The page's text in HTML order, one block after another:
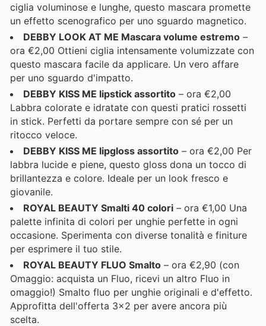
ciglia voluminose e lunghe, questo mascara promette
un effetto scenografico per uno sguardo magnetico.
DEBBY LOOK AT ME Mascara volume estremo –
ora €2,00 Ottieni ciglia intensamente volumizzate con
questo mascara facile da applicare. Un vero affare
per uno sguardo d'impatto.
DEBBY KISS ME lipstick assortito – ora €2,00
Labbra colorate e idratate con questi pratici rossetti
in stick. Perfetti da portare sempre con sé per un
ritocco veloce.
DEBBY KISS ME lipgloss assortito – ora €2,00 Per
labbra lucide e piene, questo gloss dona un tocco di
brillantezza e colore. Ideale per un look fresco e
giovanile.
ROYAL BEAUTY Smalti 40 colori – ora €1,00 Una
palette infinita di colori per unghie perfette in ogni
occasione. Sperimenta con diverse tonalità e finiture
per esprimere il tuo stile.
ROYAL BEAUTY FLUO Smalto – ora €2,90 (con
Omaggio: acquista un Fluo, ricevi un altro Fluo in
omaggio!) Smalto fluo per unghie originali e d'effetto.
Approfitta dell'offerta 3x2 per avere ancora più
scelta.